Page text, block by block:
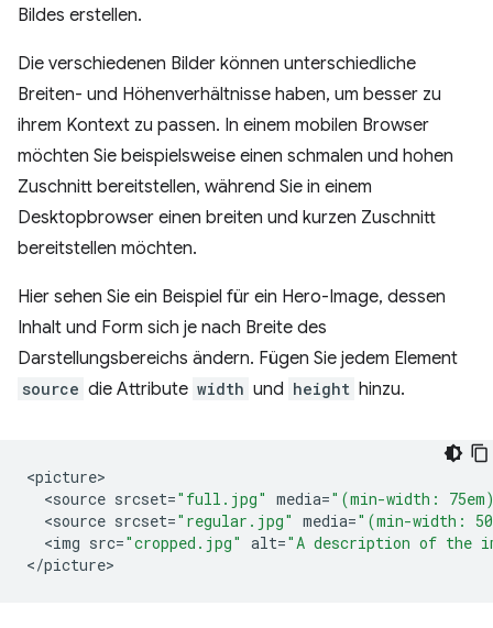
Bildes erstellen.
Die verschiedenen Bilder können unterschiedliche
Breiten- und Höhenverhältnisse haben, um besser zu
ihrem Kontext zu passen. In einem mobilen Browser
möchten Sie beispielsweise einen schmalen und hohen
Zuschnitt bereitstellen, während Sie in einem
Desktopbrowser einen breiten und kurzen Zuschnitt
bereitstellen möchten.
Hier sehen Sie ein Beispiel für ein Hero-Image, dessen
Inhalt und Form sich je nach Breite des
Darstellungsbereichs ändern. Fügen Sie jedem Element
source die Attribute width und height hinzu.
<picture
<source srcset="full.jpg" media="(min-width:
<source srcset="regular.jpg" media="(min-width:
<img src="cropped.jpg" alt="A description of the
</picture